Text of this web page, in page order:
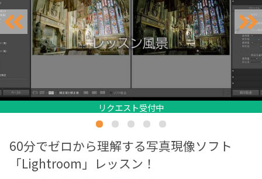
リクエスト受付中
リクエスト受付中
リクエスト受付中
リクエスト受付中
リクエスト受付中
リクエスト受付中
60分でゼロから理解する写真現像ソフト
「Lightroom」レッスン！